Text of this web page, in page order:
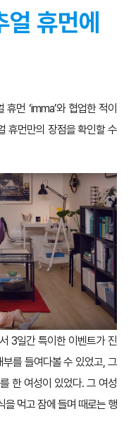
휴먼에
먼 ‘imma’와 협업한 적이
휴먼만의 장점을 확인할 수
3일간 특이한 이벤트가 진
를 들여다볼 수 있었고, 그
한 여성이 있었다. 그 여성
을 먹고 잠에 들며 때로는 행